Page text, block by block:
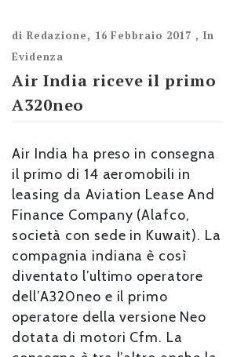
di Redazione, 16 Febbraio 2017 , In
Evidenza
Air India riceve il primo
A320neo
Air India ha preso in consegna
il primo di 14 aeromobili in
leasing da Aviation Lease And
Finance Company (Alafco,
società con sede in Kuwait). La
compagnia indiana è così
diventato l’ultimo operatore
dell’A320neo e il primo
operatore della versione Neo
dotata di motori Cfm. La